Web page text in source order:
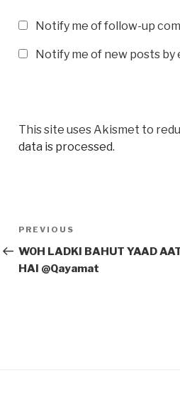
Notify me of follow-up
Notify me of new posts by
This site uses Akismet to
data is processed.
Post
navigation
Previous
Post
PREVIOUS
WOH LADKI BAHUT YAAD
HAI @Qayamat